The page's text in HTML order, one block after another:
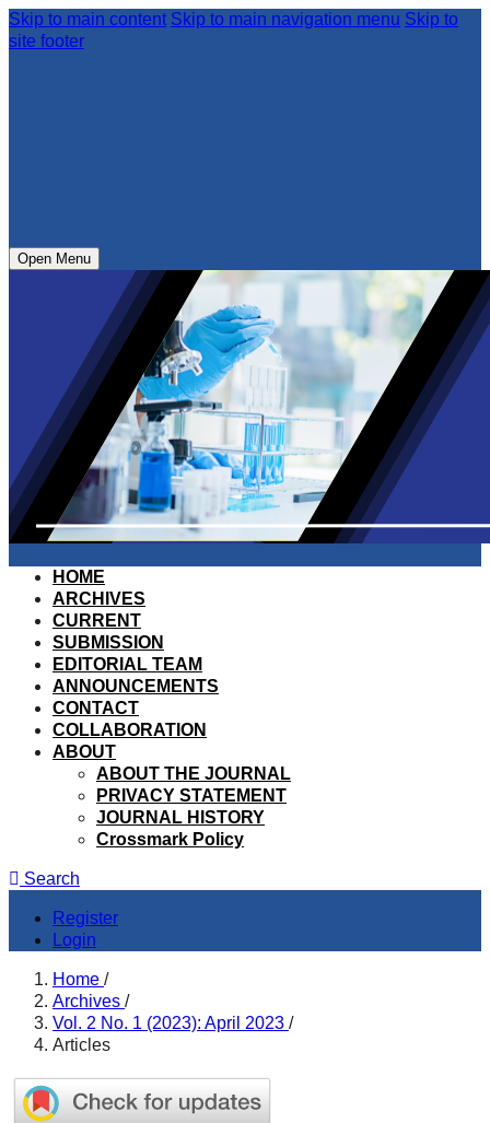
Skip to main content Skip to main navigation menu Skip to
site footer
Open Menu
HOME
ARCHIVES
CURRENT
SUBMISSION
EDITORIAL TEAM
ANNOUNCEMENTS
CONTACT
COLLABORATION
ABOUT
ABOUT THE JOURNAL
PRIVACY STATEMENT
JOURNAL HISTORY
Crossmark Policy
Search
Register
Login
Home /
Archives /
Vol. 2 No. 1 (2023): April 2023 /
Articles